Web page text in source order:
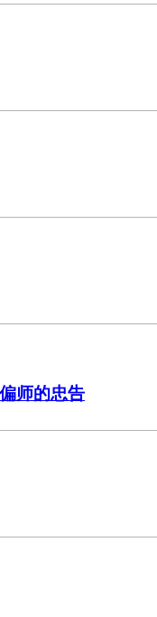
师的忠告